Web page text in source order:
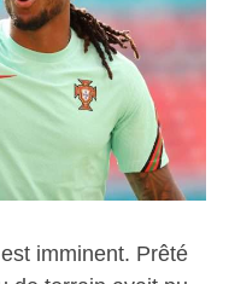
imminent. Prêté